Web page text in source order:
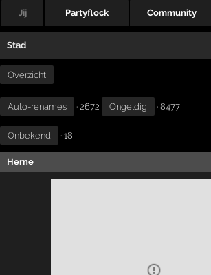
Jij Partyflock Community
Stad
Overzicht
Auto-renames · 2672 Ongeldig · 8477
Onbekend · 18
Herne